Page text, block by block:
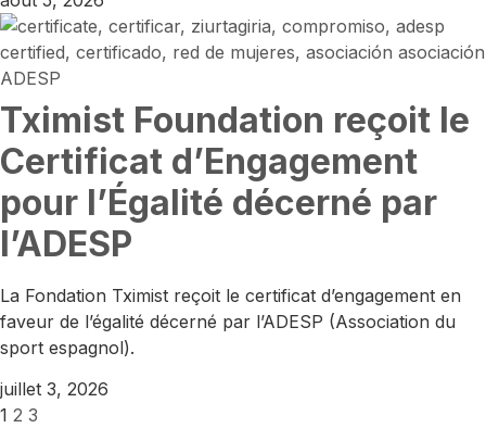
Tximist Foundation reçoit le
Certificat d’Engagement
pour l’Égalité décerné par
l’ADESP
La Fondation Tximist reçoit le certificat d’engagement en
faveur de l’égalité décerné par l’ADESP (Association du
sport espagnol).
juillet 3, 2026
1 2 3